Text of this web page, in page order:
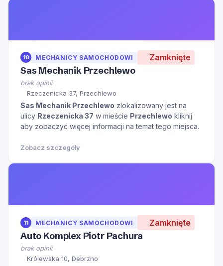
10 MECHANICY SAMOCHODOWI Zamknięte
Sas Mechanik Przechlewo
brak opinii
Rzeczenicka 37, Przechlewo
Sas Mechanik Przechlewo zlokalizowany jest na
ulicy Rzeczenicka 37 w mieście Przechlewo kliknij
aby zobaczyć więcej informacji na temat tego miejsca.
Zobacz szczegóły
11 MECHANICY SAMOCHODOWI Zamknięte
Auto Komplex Piotr Pachura
brak opinii
Królewska 10, Debrzno